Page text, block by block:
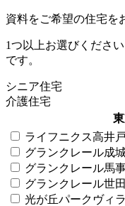
資料をご希望の住宅を
1つ以上お選びくださ
です。
シニア住宅
介護住宅
ライフニクス高井戸
グランクレール成
グランクレール馬
グランクレール世
光が丘パークヴィラ